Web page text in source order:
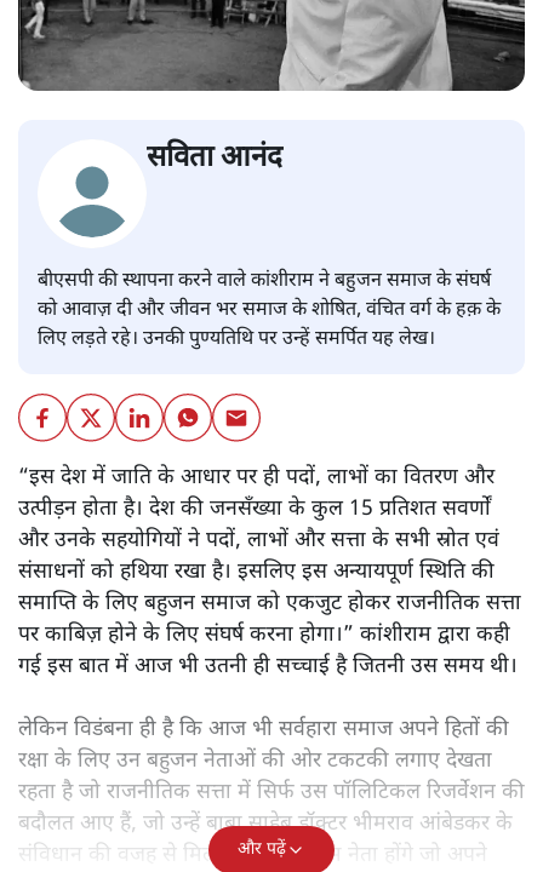
सविता आनंद
बीएसपी की स्थापना करने वाले कांशीराम ने बहुजन समाज के संघर्ष
को आवाज़ दी और जीवन भर समाज के शोषित, वंचित वर्ग के हक़ के
लिए लड़ते रहे। उनकी पुण्यतिथि पर उन्हें समर्पित यह लेख।
“इस देश में जाति के आधार पर ही पदों, लाभों का वितरण और
उत्पीड़न होता है। देश की जनसँख्या के कुल 15 प्रतिशत सवर्णों
और उनके सहयोगियों ने पदों, लाभों और सत्ता के सभी स्रोत एवं
संसाधनों को हथिया रखा है। इसलिए इस अन्यायपूर्ण स्थिति की
समाप्ति के लिए बहुजन समाज को एकजुट होकर राजनीतिक सत्ता
पर काबिज़ होने के लिए संघर्ष करना होगा।” कांशीराम द्वारा कही
गई इस बात में आज भी उतनी ही सच्चाई है जितनी उस समय थी।
लेकिन विडंबना ही है कि आज भी सर्वहारा समाज अपने हितों की
रक्षा के लिए उन बहुजन नेताओं की ओर टकटकी लगाए देखता
रहता है जो राजनीतिक सत्ता में सिर्फ उस पॉलिटिकल रिजर्वेशन की
बदौलत आए हैं, जो उन्हें बाबा साहेब डॉक्टर भीमराव आंबेडकर के
संविधान की वजह से मिला। ऐसे बहुत कम नेता होंगे जो अपने
और पढ़ें